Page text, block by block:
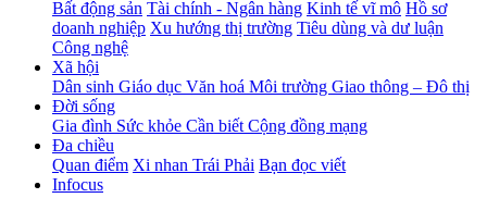
Bất động sản Tài chính - Ngân hàng Kinh tế vĩ mô Hồ sơ
doanh nghiệp Xu hướng thị trường Tiêu dùng và dư luận
Công nghệ
Xã hội
Dân sinh Giáo dục Văn hoá Môi trường Giao thông – Đô thị
Đời sống
Gia đình Sức khỏe Cần biết Cộng đồng mạng
Đa chiều
Quan điểm Xi nhan Trái Phải Bạn đọc viết
Infocus